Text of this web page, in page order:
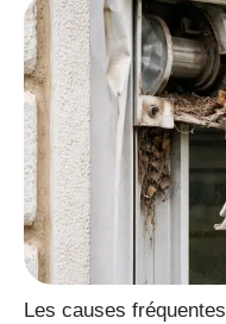
Les causes